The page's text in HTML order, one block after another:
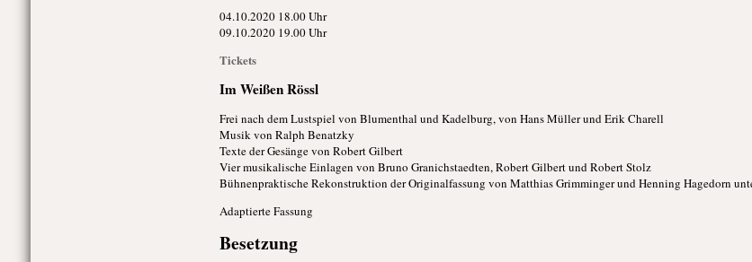
04.10.2020 18.00 Uhr
09.10.2020 19.00 Uhr
Tickets
Im Weißen Rössl
Frei nach dem Lustspiel von Blumenthal und Kadelburg, von Hans Müller und Erik Charell
Musik von Ralph Benatzky
Texte der Gesänge von Robert Gilbert
Vier musikalische Einlagen von Bruno Granichstaedten, Robert Gilbert und Robert Stolz
Bühnenpraktische Rekonstruktion der Originalfassung von Matthias Grimminger und Henning Hagedorn
Adaptierte Fassung
Besetzung